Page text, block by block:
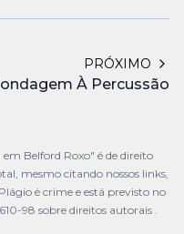
PRÓXIMO
À Percussão
Belford Roxo" é de direito
mesmo citando nossos links,
é crime e está previsto no
98 sobre direitos autorais .